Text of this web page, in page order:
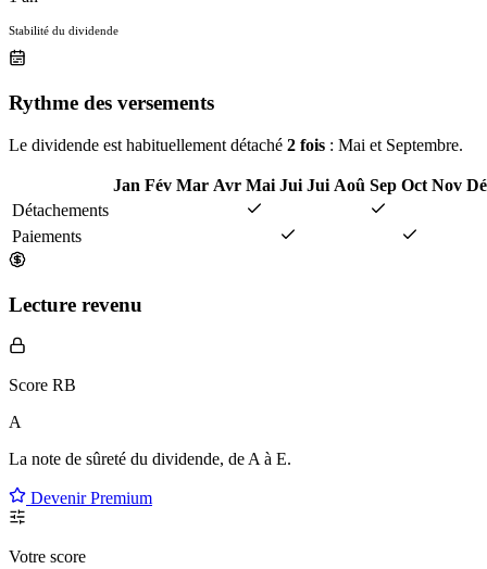
Stabilité du dividende
Rythme des versements
Le dividende est habituellement détaché 2 fois : Mai et Septembre.
Jan Fév Mar Avr Mai Jui Jui Aoû Sep Oct Nov
Détachements
Paiements
Lecture revenu
Score RB
A
La note de sûreté du dividende, de A à E.
Devenir Premium
Votre score